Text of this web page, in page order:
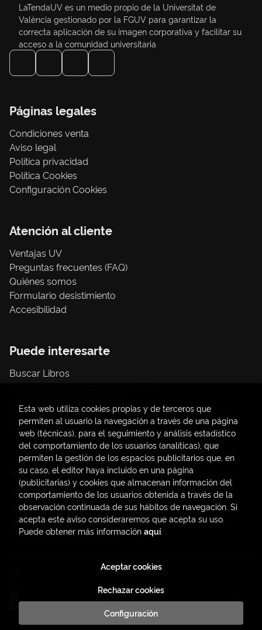
LaTendaUV es un medio propio de la Universitat de
València gestionado por la FGUV para garantizar la
correcta aplicación de su imagen corporativa y facilitar su
acceso a la comunidad universitaria
Páginas legales
Condiciones venta
Aviso legal
Política privacidad
Política Cookies
Configuración Cookies
Atención al cliente
Ventajas UV
Preguntas frecuentes (FAQ)
Quiénes somos
Formulario desistimiento
Accesibilidad
Puede interesarte
Buscar Libros
Papelería / material oficina
Consumo Sostenible
Contacto
C/ Amadeo de Saboya, 4
(+34) 963828968
latendauv@fundacio.es
Formulario de contacto
. Todos los Derechos Reservados |
Esta web utiliza cookies propias y de terceros que
permiten al usuario la navegación a través de una página
web (técnicas), para el seguimiento y análisis estadístico
del comportamiento de los usuarios (analíticas), que
permiten la gestión de los espacios publicitarios que, en
su caso, el editor haya incluido en una página
(publicitarias) y cookies que almacenan información del
comportamiento de los usuarios obtenida a través de la
observación continuada de sus hábitos de navegación. Si
acepta este aviso consideraremos que acepta su uso.
Puede obtener más información aquí.
Configuración
Rechazar cookies
Aceptar cookies